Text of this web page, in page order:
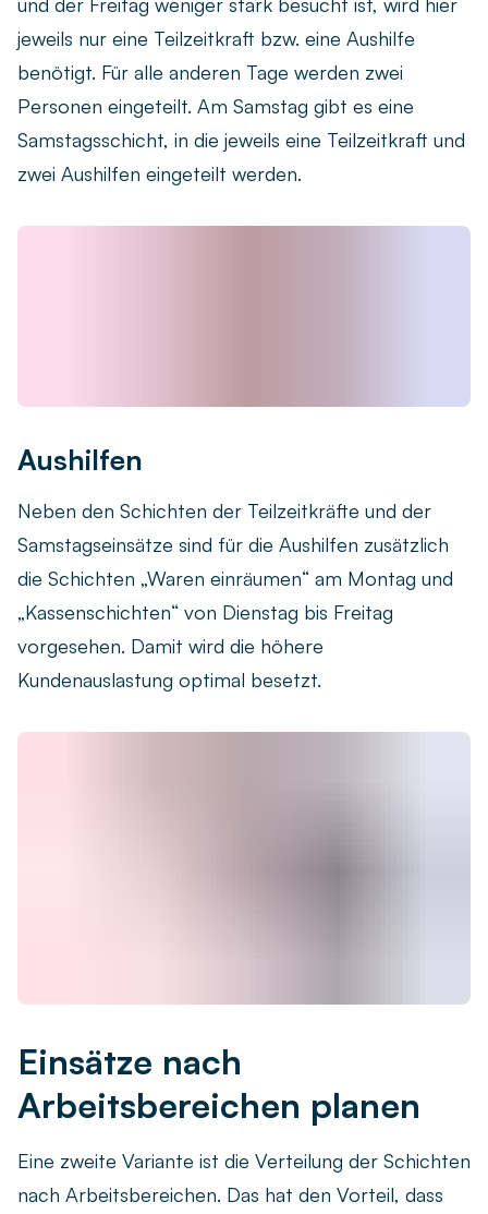
jeweils nur eine Teilzeitkraft bzw. eine Aushilfe
benötigt. Für alle anderen Tage werden zwei
Personen eingeteilt. Am Samstag gibt es eine
Samstagsschicht, in die jeweils eine Teilzeitkraft und
zwei Aushilfen eingeteilt werden.
Aushilfen
Neben den Schichten der Teilzeitkräfte und der
Samstagseinsätze sind für die Aushilfen zusätzlich
die Schichten „Waren einräumen“ am Montag und
„Kassenschichten“ von Dienstag bis Freitag
vorgesehen. Damit wird die höhere
Kundenauslastung optimal besetzt.
Einsätze nach
Arbeitsbereichen planen
Eine zweite Variante ist die Verteilung der Schichten
nach Arbeitsbereichen. Das hat den Vorteil, dass